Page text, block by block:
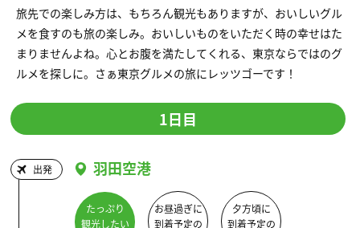
旅先での楽しみ方は、もちろん観光もありますが、おいしいグル
メを食すのも旅の楽しみ。おいしいものをいただく時の幸せはた
まりませんよね。心とお腹を満たしてくれる、東京ならではのグ
ルメを探しに。さぁ東京グルメの旅にレッツゴーです！
1日目
出発 羽田空港
たっぷり
観光したい
お昼過ぎに
到着予定の
夕方頃に
到着予定の